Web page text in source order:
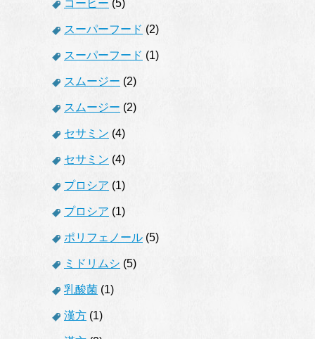
コーヒー (5)
スーパーフード (2)
スーパーフード (1)
スムージー (2)
スムージー (2)
セサミン (4)
セサミン (4)
プロシア (1)
プロシア (1)
ポリフェノール (5)
ミドリムシ (5)
乳酸菌 (1)
漢方 (1)